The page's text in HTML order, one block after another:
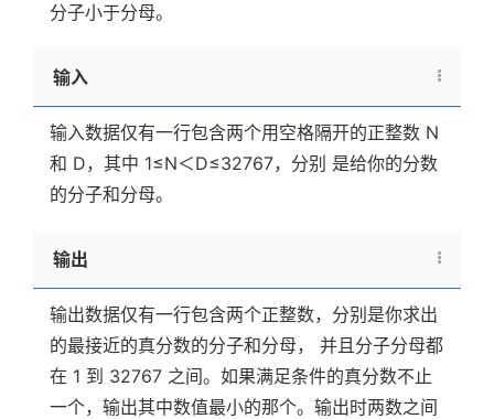
分子小于分母。
输入
输入数据仅有一行包含两个用空格隔开的正整数 N
和 D，其中 1≤N＜D≤32767，分别 是给你的分数
的分子和分母。
输出
输出数据仅有一行包含两个正整数，分别是你求出
的最接近的真分数的分子和分母， 并且分子分母都
在 1 到 32767 之间。如果满足条件的真分数不止
一个，输出其中数值最小的那个。输出时两数之间